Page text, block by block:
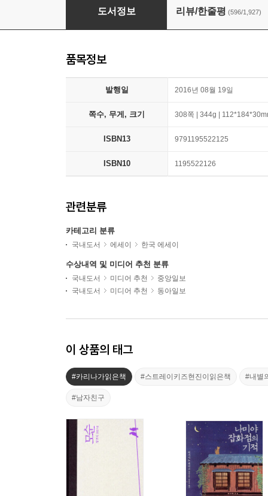
언어의 온도
도서정보 리뷰/한줄평 (596/1,927)
품목정보
발행일 2016년 08월 19일
쪽수, 무게, 크기 308쪽 | 344g |
ISBN13 9791195522125
ISBN10 1195522126
관련분류
카테고리 분류
국내도서 에세이 한국 에세이
수상내역 및 미디어 추천 분류
국내도서 미디어 추천
중앙일보
국내도서
미디어 추천 동아일보
이 상품의 태그
#카리나가읽은책 #스트레이키즈현진이읽은책 #내별
#남자친구